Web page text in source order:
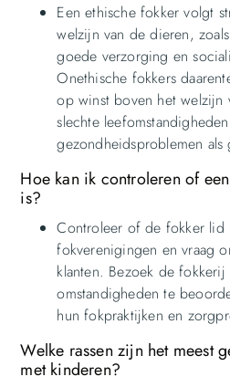
Een ethische fokker volgt
welzijn van de dieren,
goede verzorging en
Onethische fokkers
op winst boven het welzijn
slechte
gezondheidsproblemen als
Hoe kan ik controleren of
is?
Controleer of de fokker lid
fokverenigingen en vraag
klanten. Bezoek de
omstandigheden te
hun fokpraktijken en
Welke rassen zijn het meest
met kinderen?